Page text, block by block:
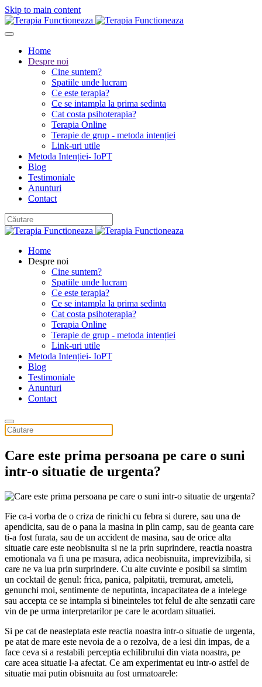
Skip to main content
Home
Despre noi
Cine suntem?
Spatiile unde lucram
Ce este terapia?
Ce se intampla la prima sedinta
Cat costa psihoterapia?
Terapia Online
Terapie de grup - metoda intenției
Link-uri utile
Metoda Intenției- IoPT
Blog
Testimoniale
Anunturi
Contact
Home
Despre noi
Cine suntem?
Spatiile unde lucram
Ce este terapia?
Ce se intampla la prima sedinta
Cat costa psihoterapia?
Terapia Online
Terapie de grup - metoda intenției
Link-uri utile
Metoda Intenției- IoPT
Blog
Testimoniale
Anunturi
Contact
Care este prima persoana pe care o suni
intr-o situatie de urgenta?
Fie ca-i vorba de o criza de rinichi cu febra si durere, sau una de
apendicita, sau de o pana la masina in plin camp, sau de geanta care
ti-a fost furata, sau de un accident de masina, sau de orice alta
situatie care este neobisnuita si ne ia prin suprindere, reactia noastra
emotionala va fi una pe masura, adica neobisnuita, imprevizibila, si
care ne va lua prin surprindere. Cu alte cuvinte e posibil sa simtim
un cocktail de genul: frica, panica, palpitatii, tremurat, ameteli,
genunchi moi, sentimente de neputinta, incapacitatea de a intelege
sau accepta ce se intampla si bineinteles tot felul de alte senzatii care
vin de pe urma interpretarilor pe care le acordam situatiei.
Si pe cat de neasteptata este reactia noastra intr-o situatie de urgenta,
pe atat de mare este nevoia de a o rezolva, de a iesi din impas, de a
face ceva si a restabili perceptia echilibrului din viata noastra, pe
care acea situatie l-a afectat. Ce am experimentat eu intr-o astfel de
situatie mai putin obisnuita au fost urmatoarele: